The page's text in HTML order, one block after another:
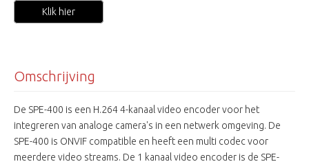
Klik hier
Omschrijving
De SPE-400 is een H.264 4-kanaal video encoder voor het
integreren van analoge camera's in een netwerk omgeving. De
SPE-400 is ONVIF compatible en heeft een multi codec voor
meerdere video streams. De 1 kanaal video encoder is de SPE-